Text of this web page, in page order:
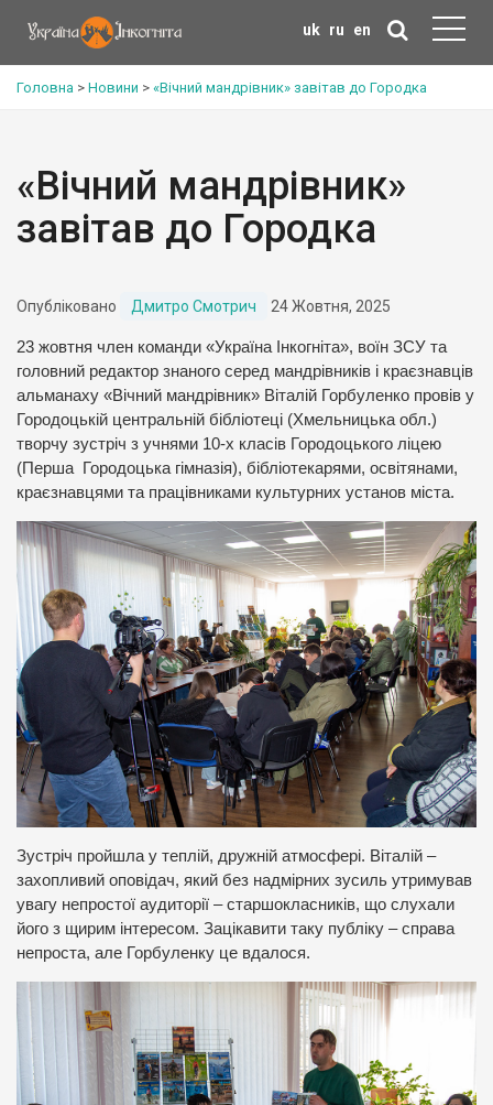
uk ru en
Головна > Новини > «Вічний мандрівник» завітав до Городка
«Вічний мандрівник»
завітав до Городка
Опубліковано Дмитро Смотрич 24 Жовтня, 2025
23 жовтня член команди «Україна Інкогніта», воїн ЗСУ та
головний редактор знаного серед мандрівників і краєзнавців
альманаху «Вічний мандрівник» Віталій Горбуленко провів у
Городоцькій центральній бібліотеці (Хмельницька обл.)
творчу зустріч з учнями 10-х класів Городоцького ліцею
(Перша Городоцька гімназія), бібліотекарями, освітянами,
краєзнавцями та працівниками культурних установ міста.
Зустріч пройшла у теплій, дружній атмосфері. Віталій –
захопливий оповідач, який без надмірних зусиль утримував
увагу непростої аудиторії – старшокласників, що слухали
його з щирим інтересом. Зацікавити таку публіку – справа
непроста, але Горбуленку це вдалося.